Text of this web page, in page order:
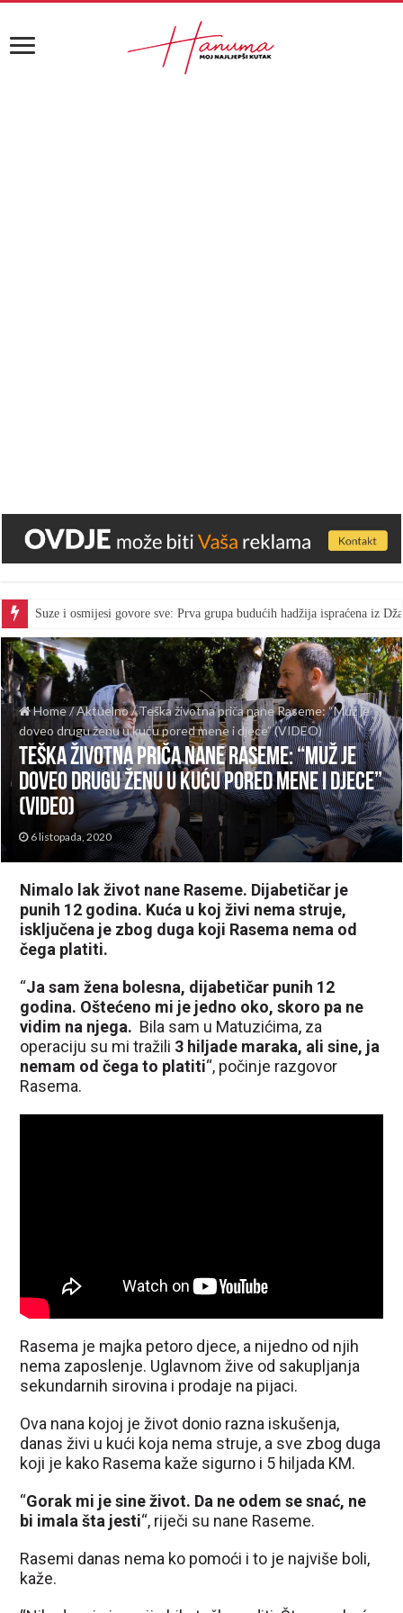
Suze i osmijesi govore sve: Prva grupa budućih hadžija ispraćena iz
Home/Aktuelno/Teška životna priča nane Raseme: “Muž je
doveo drugu ženu u kuću pored mene i djece” (VIDEO)
Teška životna priča nane Raseme: “Muž je
doveo drugu ženu u kuću pored mene i djece”
(VIDEO)
6 listopada, 2020
Nimalo lak život nane Raseme. Dijabetičar je
punih 12 godina. Kuća u koj živi nema struje,
isključena je zbog duga koji Rasema nema od
čega platiti.
“Ja sam žena bolesna, dijabetičar punih 12
godina. Oštećeno mi je jedno oko, skoro pa ne
vidim na njega. Bila sam u Matuzićima, za
operaciju su mi tražili 3 hiljade maraka, ali sine, ja
nemam od čega to platiti“, počinje razgovor
Rasema.
Rasema je majka petoro djece, a nijedno od njih
nema zaposlenje. Uglavnom žive od sakupljanja
sekundarnih sirovina i prodaje na pijaci.
Ova nana kojoj je život donio razna iskušenja,
danas živi u kući koja nema struje, a sve zbog duga
koji je kako Rasema kaže sigurno i 5 hiljada KM.
“Gorak mi je sine život. Da ne odem se snać, ne
bi imala šta jesti“, riječi su nane Raseme.
Rasemi danas nema ko pomoći i to je najviše boli,
kaže.